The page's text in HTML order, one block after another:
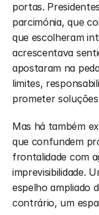
portas.
parcimónia, que
que escolheram
acrescentava
apostaram na
limites,
prometer
Mas há também
que confundem
frontalidade com
imprevisibilidade.
espelho ampliado
contrário, um